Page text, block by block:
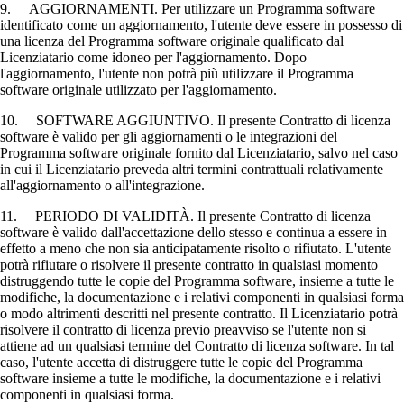
9. AGGIORNAMENTI. Per utilizzare un Programma software
identificato come un aggiornamento, l'utente deve essere in possesso di
una licenza del Programma software originale qualificato dal
Licenziatario come idoneo per l'aggiornamento. Dopo
l'aggiornamento, l'utente non potrà più utilizzare il Programma
software originale utilizzato per l'aggiornamento.
10. SOFTWARE AGGIUNTIVO. Il presente Contratto di licenza
software è valido per gli aggiornamenti o le integrazioni del
Programma software originale fornito dal Licenziatario, salvo nel caso
in cui il Licenziatario preveda altri termini contrattuali relativamente
all'aggiornamento o all'integrazione.
11. PERIODO DI VALIDITÀ. Il presente Contratto di licenza
software è valido dall'accettazione dello stesso e continua a essere in
effetto a meno che non sia anticipatamente risolto o rifiutato. L'utente
potrà rifiutare o risolvere il presente contratto in qualsiasi momento
distruggendo tutte le copie del Programma software, insieme a tutte le
modifiche, la documentazione e i relativi componenti in qualsiasi forma
o modo altrimenti descritti nel presente contratto. Il Licenziatario potrà
risolvere il contratto di licenza previo preavviso se l'utente non si
attiene ad un qualsiasi termine del Contratto di licenza software. In tal
caso, l'utente accetta di distruggere tutte le copie del Programma
software insieme a tutte le modifiche, la documentazione e i relativi
componenti in qualsiasi forma.